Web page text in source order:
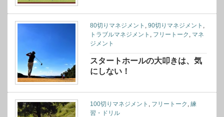
80切りマネジメント ,90切りマネジメント ,
トラブルマネジメント , フリートーク , マネ
ジメント
スタートホールの大叩きは、気
にしない！
100切りマネジメント , フリートーク ,練
習・ドリル